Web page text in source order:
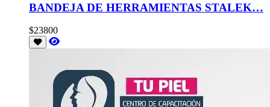
BANDEJA DE HERRAMIENTAS STALEK…
$23800